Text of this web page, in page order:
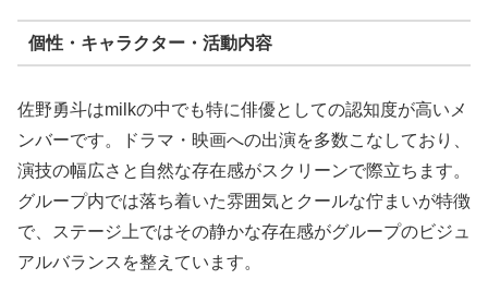
個性・キャラクター・活動内容
佐野勇斗はmilkの中でも特に俳優としての認知度が高いメ
ンバーです。ドラマ・映画への出演を多数こなしており、
演技の幅広さと自然な存在感がスクリーンで際立ちます。
グループ内では落ち着いた雰囲気とクールな佇まいが特徴
で、ステージ上ではその静かな存在感がグループのビジュ
アルバランスを整えています。